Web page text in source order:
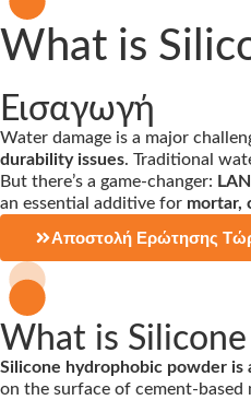
What is
Εισαγωγή
Water damage is a major
durability issues. Traditional
But there’s a game-changer:
an essential additive for mortar,
Αποστολή Ερώτησης
What is
Silicone hydrophobic powder
on the surface of cement-